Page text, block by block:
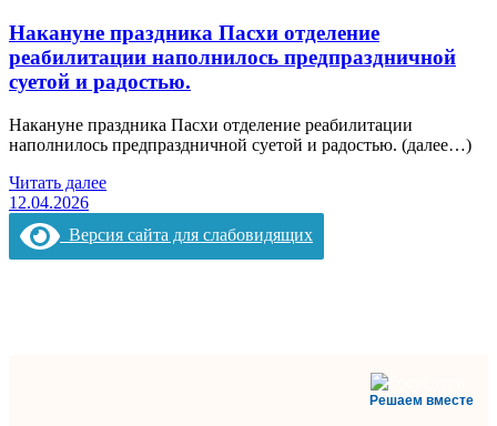
Накануне праздника Пасхи отделение
реабилитации наполнилось предпраздничной
суетой и радостью.
Накануне праздника Пасхи отделение реабилитации
наполнилось предпраздничной суетой и радостью. (далее…)
Читать далее
12.04.2026
Версия сайта для слабовидящих
Решаем вместе